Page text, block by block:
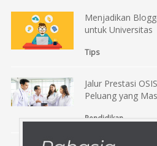
Menjadikan
untuk Universitas
Tips
Jalur Prestasi
Peluang yang
Pendidikan